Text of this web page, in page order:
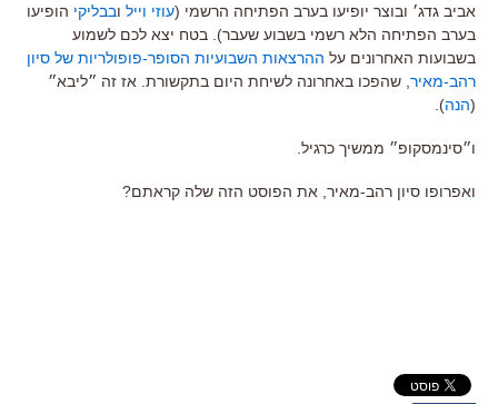
אביב גדג׳ ובוצר יופיעו בערב הפתיחה הרשמי (עוזי וייל ובבליקי הופיעו
בערב הפתיחה הלא רשמי בשבוע שעבר). בטח יצא לכם לשמוע
בשבועות האחרונים על ההרצאות השבועיות הסופר-פופולריות של סיון
רהב-מאיר , שהפכו באחרונה לשיחת היום בתקשורת. אז זה ״ליבא״
(הנה).
ו״סינמסקופ״ ממשיך כרגיל.
ואפרופו סיון רהב-מאיר, את הפוסט הזה שלה קראתם?